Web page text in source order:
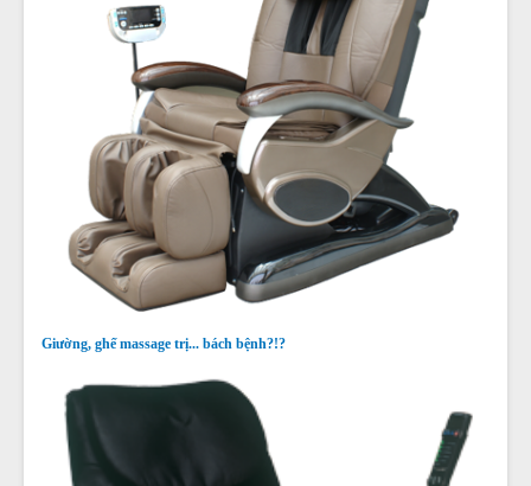
Giường, ghế massage trị... bách bệnh?!?